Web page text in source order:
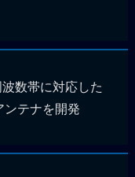
数帯に対応した
ンテナを開発